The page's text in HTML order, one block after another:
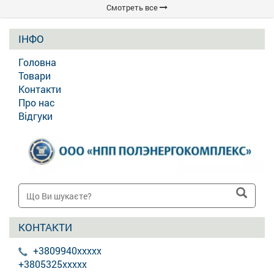
Смотреть все
ІНФО
Головна
Товари
Контакти
Про нас
Відгуки
КОНТАКТИ
+3809940xxxxx
+3805325xxxxx